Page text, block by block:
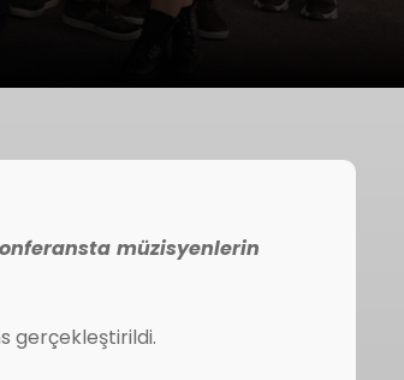
müzisyenlerin
gerçekleştirildi.